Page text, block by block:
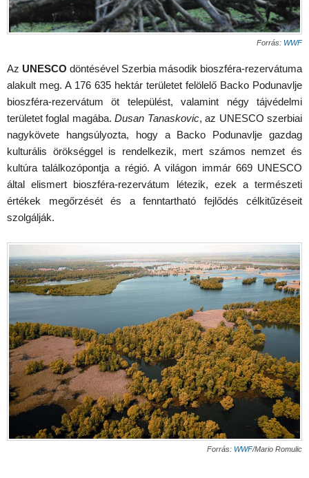
Forrás: WWF
Az UNESCO döntésével Szerbia második bioszféra-rezervátuma
alakult meg. A 176 635 hektár területet felölelő Backo Podunavlje
bioszféra-rezervátum öt települést, valamint négy tájvédelmi
területet foglal magába. Dusan Tanaskovic, az UNESCO szerbiai
nagykövete hangsúlyozta, hogy a Backo Podunavlje gazdag
kulturális örökséggel is rendelkezik, mert számos nemzet és
kultúra találkozópontja a régió. A világon immár 669 UNESCO
által elismert bioszféra-rezervátum létezik, ezek a természeti
értékek megőrzését és a fenntartható fejlődés célkitűzéseit
szolgálják.
Forrás: WWF/Mario Romulic